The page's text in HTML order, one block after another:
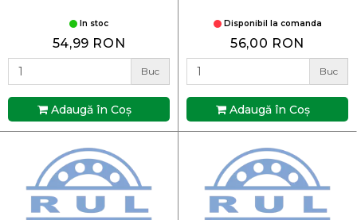
In stoc
54,99 RON
Buc
Adaugă în Coş
Disponibil la comanda
56,00 RON
Buc
Adaugă în Coş